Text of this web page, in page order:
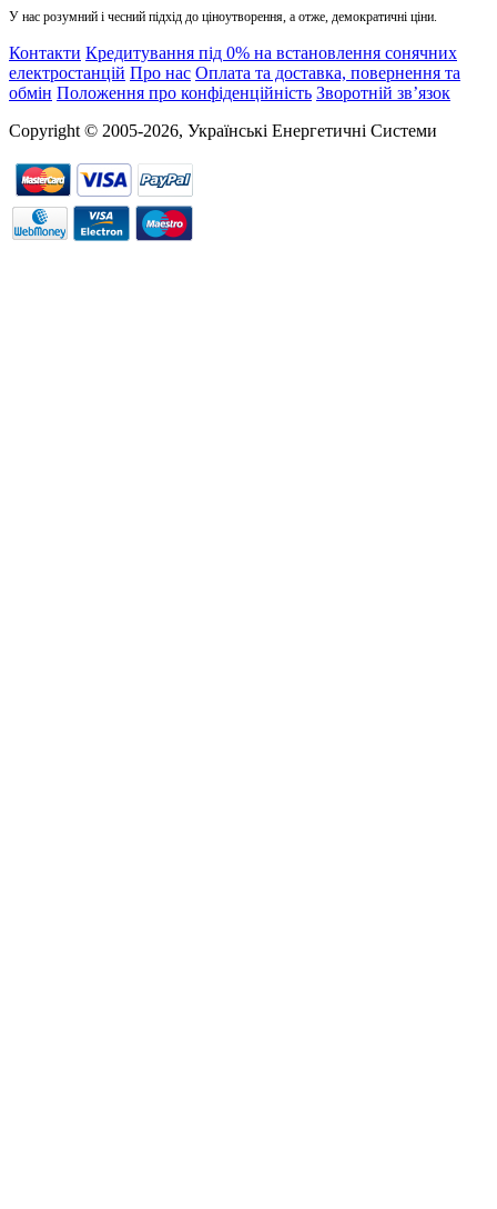
У нас розумний і чесний підхід до ціноутворення, а отже, демократичні ціни.
Контакти Кредитування під 0% на встановлення сонячних
електростанцій Про нас Оплата та доставка, повернення та
обмін Положення про конфіденційність Зворотній зв’язок
Copyright © 2005-2026, Українські Енергетичні Системи